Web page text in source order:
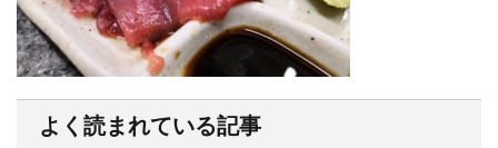
よく読まれている記事